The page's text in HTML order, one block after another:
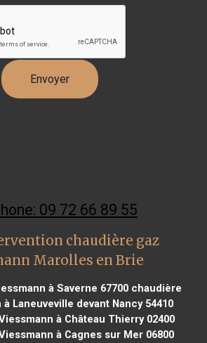
09 72 66 89 55
chaudière gaz
Marolles en Brie
à Saverne 67700 chaudière
Laneuveville devant Nancy 54410
à Château Thierry 02400
à Cagnes sur Mer 06800